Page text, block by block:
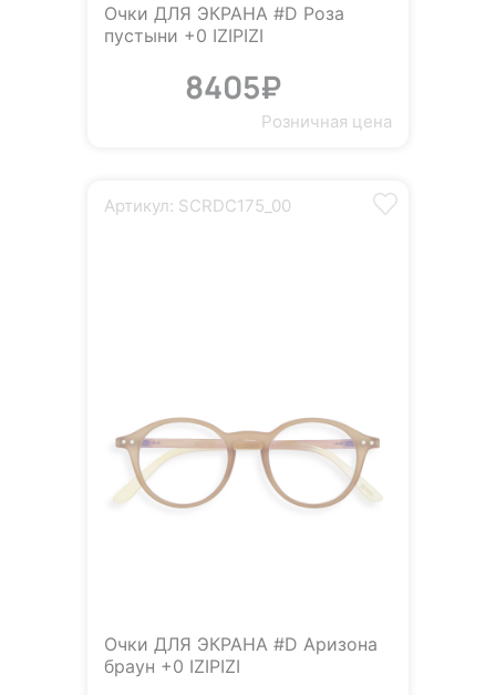
Очки ДЛЯ ЭКРАНА #D Роза
пустыни +0 IZIPIZI
8405₽
Розничная цена
Артикул: SCRDC175_00
Очки ДЛЯ ЭКРАНА #D Аризона
браун +0 IZIPIZI